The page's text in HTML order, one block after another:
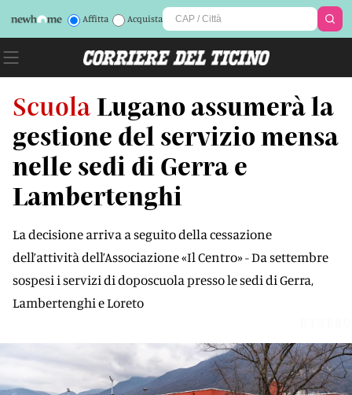
Affitta Acquista
Scuola Lugano assumerà la
gestione del servizio mensa
nelle sedi di Gerra e
Lambertenghi
La decisione arriva a seguito della cessazione
dell’attività dell’Associazione «Il Centro» - Da settembre
sospesi i servizi di doposcuola presso le sedi di Gerra,
Lambertenghi e Loreto